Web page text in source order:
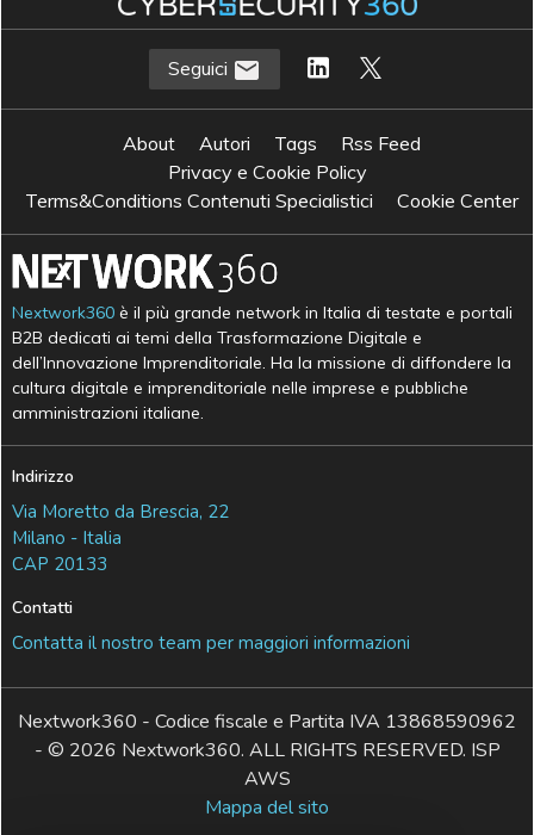
Seguici
About Autori Tags
Rss Feed
Privacy e Cookie Policy
Terms&Conditions Contenuti Specialistici
Cookie Center
Nextwork360 è il più grande network in Italia di testate e portali
B2B dedicati ai temi della Trasformazione Digitale e
dell’Innovazione Imprenditoriale. Ha la missione di diffondere la
cultura digitale e imprenditoriale nelle imprese e pubbliche
amministrazioni italiane.
Indirizzo
Via Moretto da Brescia, 22
Milano - Italia
CAP 20133
Contatti
Contatta il nostro team per maggiori informazioni
Nextwork360 - Codice fiscale e Partita IVA 13868590962
- © 2026 Nextwork360. ALL RIGHTS RESERVED. ISP
AWS
Mappa del sito